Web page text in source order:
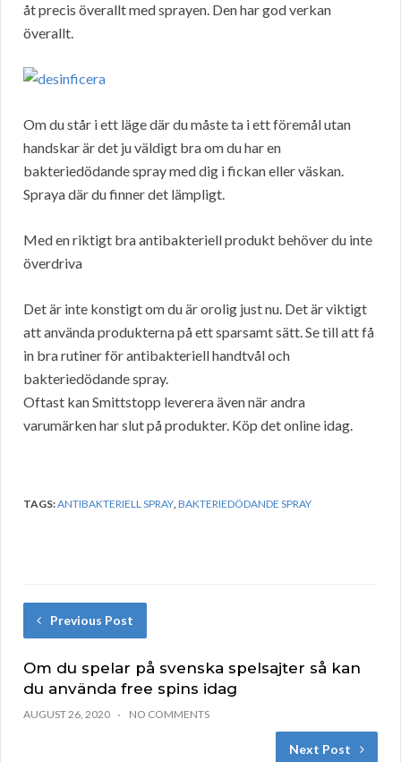
åt precis överallt med sprayen. Den har god verkan
överallt.
Om du står i ett läge där du måste ta i ett föremål utan
handskar är det ju väldigt bra om du har en
bakteriedödande spray med dig i fickan eller väskan.
Spraya där du finner det lämpligt.
Med en riktigt bra antibakteriell produkt behöver du inte
överdriva
Det är inte konstigt om du är orolig just nu. Det är viktigt
att använda produkterna på ett sparsamt sätt. Se till att få
in bra rutiner för antibakteriell handtvål och
bakteriedödande spray.
Oftast kan Smittstopp leverera även när andra
varumärken har slut på produkter. Köp det online idag.
TAGS:ANTIBAKTERIELL SPRAY,BAKTERIEDÖDANDE SPRAY
Previous Post
Om du spelar på svenska spelsajter så kan
du använda free spins idag
AUGUST 26, 2020 NO COMMENTS
Next Post